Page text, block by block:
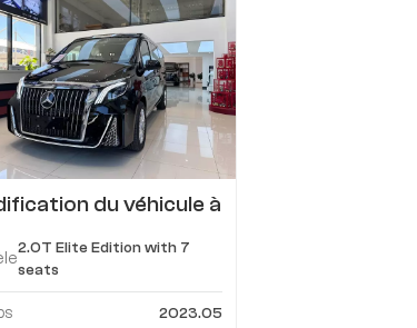
du véhicule à
Vito
2.0T Elite Edition with 7
seats
2023.05